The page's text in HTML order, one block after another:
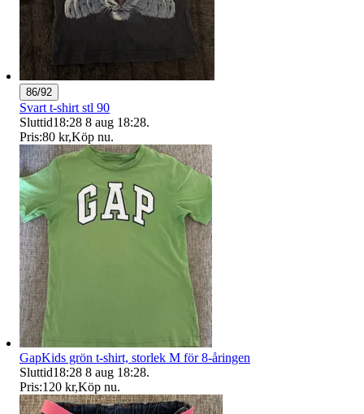
86/92
Svart t-shirt stl 90
Sluttid18:28 8 aug 18:28.
Pris:80 kr,Köp nu.
GapKids grön t-shirt, storlek M för 8-åringen
Sluttid18:28 8 aug 18:28.
Pris:120 kr,Köp nu.